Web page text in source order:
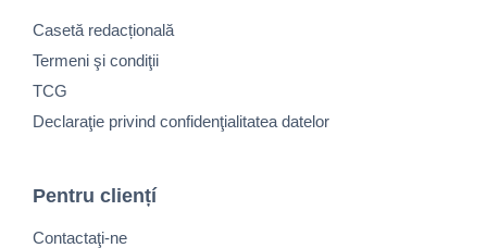
Casetă redacțională
Termeni şi condiţii
TCG
Declaraţie privind confidenţialitatea datelor
Pentru cliențí
Contactaţi-ne